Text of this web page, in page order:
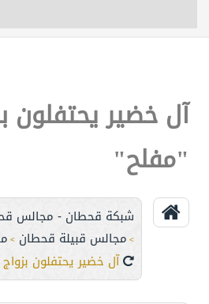
اتصل بنا
آل خضير يحتفلون
"مفلح"
شبكة قحطان - مجالس
> مجالس قبيلة قحطان >
آل خضير يحتفلون